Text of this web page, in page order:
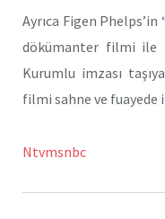
Ayrıca Figen Phelps’in
dökümanter filmi ile
Kurumlu imzası
filmi sahne ve fuayede
Ntvmsnbc